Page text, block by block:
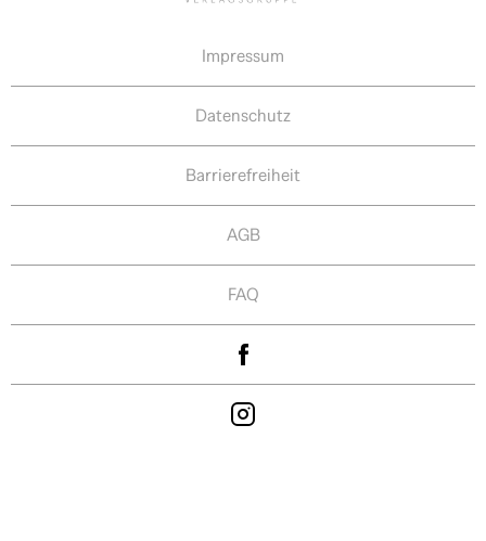
Impressum
Datenschutz
Barrierefreiheit
AGB
FAQ